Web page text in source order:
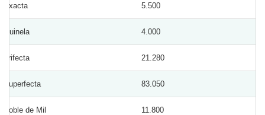
Exacta 5.500
Quinela 4.000
Trifecta 21.280
Superfecta 83.050
Doble de Mil 11.800